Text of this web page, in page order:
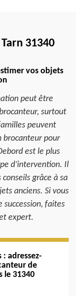
31340
vos objets
peut être
surtout
peuvent
brocanteur pour
est le plus
d’intervention. Il
grâce à sa
anciens. Si vous
succession, faites
expert.
adressez-
de
le 31340